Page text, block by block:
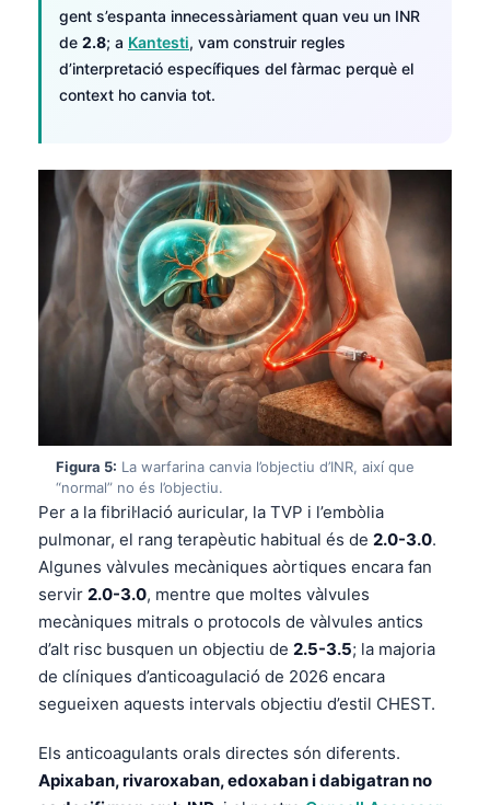
gent s’espanta innecessàriament quan veu un INR
de 2.8; a Kantesti, vam construir regles
d’interpretació específiques del fàrmac perquè el
context ho canvia tot.
Figura 5: La warfarina canvia l’objectiu d’INR, així que
“normal” no és l’objectiu.
Per a la fibril·lació auricular, la TVP i l’embòlia
pulmonar, el rang terapèutic habitual és de 2.0-3.0.
Algunes vàlvules mecàniques aòrtiques encara fan
servir 2.0-3.0, mentre que moltes vàlvules
mecàniques mitrals o protocols de vàlvules antics
d’alt risc busquen un objectiu de 2.5-3.5; la majoria
de clíniques d’anticoagulació de 2026 encara
segueixen aquests intervals objectiu d’estil CHEST.
Els anticoagulants orals directes són diferents.
Apixaban, rivaroxaban, edoxaban i dabigatran no